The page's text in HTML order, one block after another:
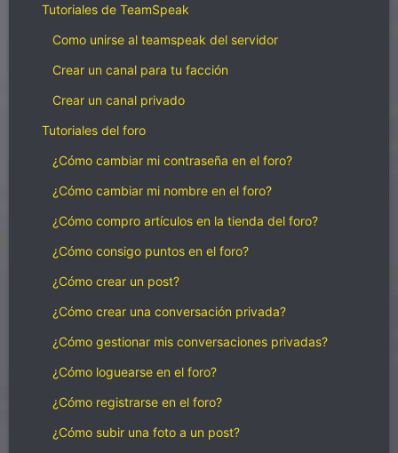
Tutoriales de TeamSpeak
Como unirse al teamspeak del servidor
Crear un canal para tu facción
Crear un canal privado
Tutoriales del foro
¿Cómo cambiar mi contraseña en el foro?
¿Cómo cambiar mi nombre en el foro?
¿Cómo compro artículos en la tienda del foro?
¿Cómo consigo puntos en el foro?
¿Cómo crear un post?
¿Cómo crear una conversación privada?
¿Cómo gestionar mis conversaciones privadas?
¿Cómo loguearse en el foro?
¿Cómo registrarse en el foro?
¿Cómo subir una foto a un post?